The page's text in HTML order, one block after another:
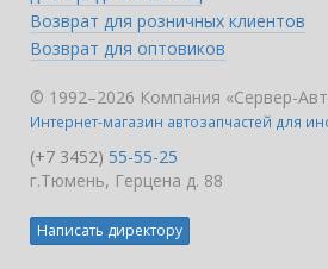
Возврат для розничных клиентов
Возврат для оптовиков
© 1992–2026 Компания «Сервер-
Интернет-магазин автозапчастей для
(+7 3452) 55-55-25
г.Тюмень, Герцена д. 88
Написать директору